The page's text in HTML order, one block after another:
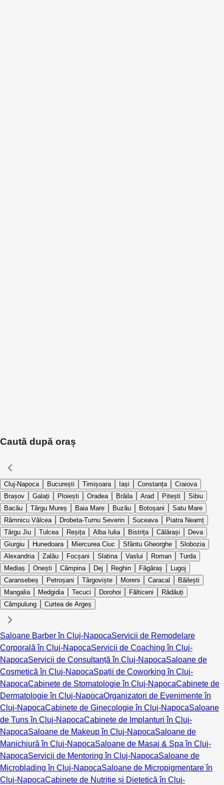
Caută după oraș
Cluj-Napoca București Timișoara Iași Constanța
Craiova
Brașov
Galați Ploiești Oradea Brăila Arad Pitești
Sibiu
Bacău
Târgu Mureș Baia Mare Buzău Botoșani
Satu Mare
Râmnicu Vâlcea
Drobeta-Turnu Severin Suceava
Piatra Neamț
Târgu Jiu
Tulcea Reșița Alba Iulia Bistrița Călărași
Deva
Giurgiu
Hunedoara Miercurea Ciuc Sfântu Gheorghe
Slobozia
Alexandria
Zalău Focșani Slatina Vaslui Roman
Turda
Mediaș
Onești Câmpina Dej Reghin Făgăraș
Lugoj
Caransebeș
Petroșani Târgoviște Moreni Caracal
Băilești
Mangalia
Medgidia Tecuci Dorohoi Fălticeni
Rădăuți
Câmpulung
Curtea de Argeș
Saloane Barber în Cluj-NapocaServicii de Remodelare
Corporală în Cluj-NapocaServicii de Coaching în Cluj-
NapocaServicii de Consultanță în Cluj-NapocaSaloane de
Cosmetică în Cluj-NapocaSpații de Coworking în Cluj-
NapocaCabinete de Stomatologie în Cluj-NapocaCabinete de
Dermatologie în Cluj-NapocaOrganizatori de Evenimente în
Cluj-NapocaCabinete de Ginecologie în Cluj-NapocaSaloane
de Tuns în Cluj-NapocaCabinete de Implanturi în Cluj-
NapocaSaloane de Makeup în Cluj-NapocaSaloane de
Manichiură în Cluj-NapocaSaloane de Masaj & Spa în Cluj-
NapocaServicii de Mentoring în Cluj-NapocaSaloane de
Microblading în Cluj-NapocaSaloane de Micropigmentare în
Cluj-NapocaCabinete de Nutriție și Dietetică în Cluj-